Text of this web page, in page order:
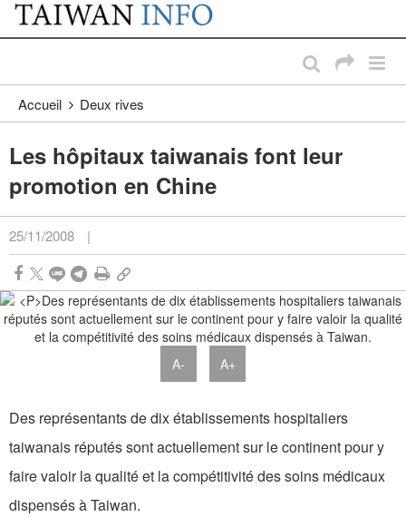
Passer au contenu principal
:::
Accueil Deux rives
Les hôpitaux taiwanais font leur
promotion en Chine
25/11/2008 |
A- A+
Des représentants de dix établissements hospitaliers
taiwanais réputés sont actuellement sur le continent pour y
faire valoir la qualité et la compétitivité des soins médicaux
dispensés à Taiwan.